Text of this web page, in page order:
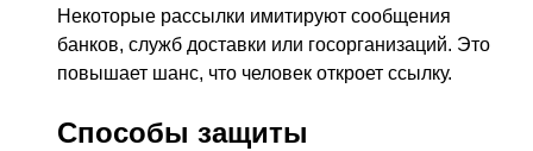
Некоторые рассылки имитируют сообщения
банков, служб доставки или госорганизаций. Это
повышает шанс, что человек откроет ссылку.
Способы защиты